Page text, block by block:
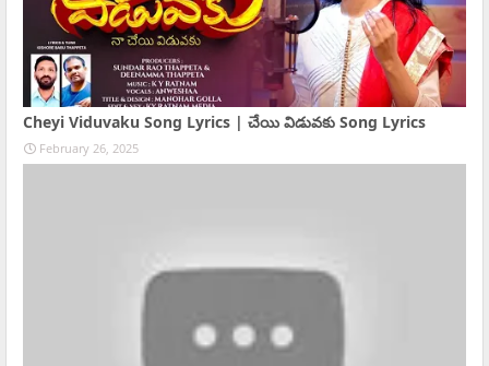
Cheyi Viduvaku Song Lyrics | చేయి విడువకు Song Lyrics
February 26, 2025